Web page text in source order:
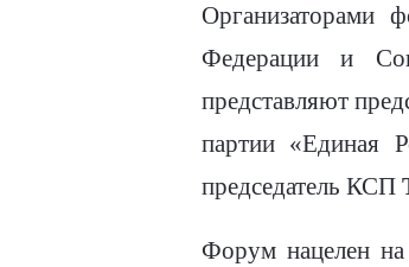
Организаторами
Федерации и
представляют
партии «Единая
председатель КСП
Форум нацелен на